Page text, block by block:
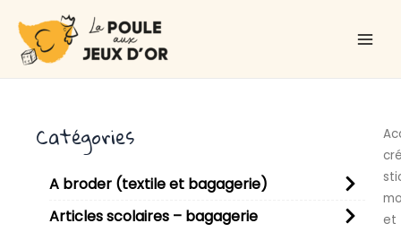
contenu
Catégories
A broder (textile et bagagerie)
Articles scolaires – bagagerie
et